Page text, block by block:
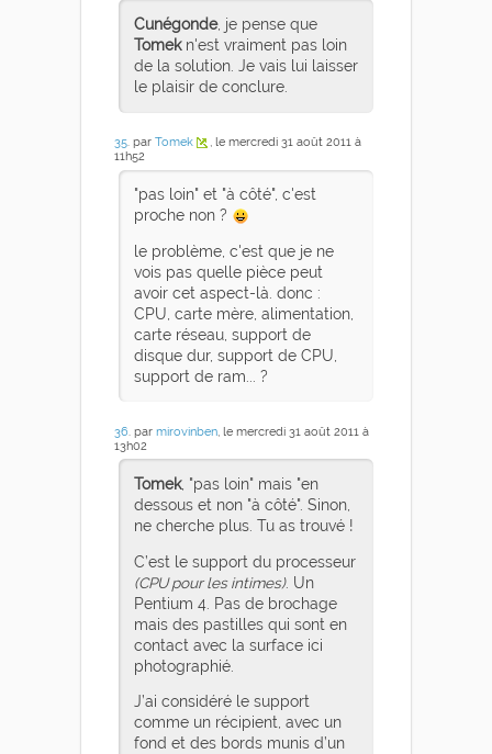
Cunégonde, je pense que
Tomekn'est vraiment pas loin
de la solution. Je vais lui laisser
le plaisir de conclure.
35. par Tomek
, le mercredi 31 août 2011 à
11h52
"pas loin" et "à côté", c'est
proche non ?
le problème, c'est que je ne
vois pas quelle pièce peut
avoir cet aspect-là. donc :
CPU, carte mère, alimentation,
carte réseau, support de
disque dur, support de CPU,
support de ram... ?
36. par mirovinben, le mercredi 31 août 2011 à
13h02
Tomek, "pas loin" mais "en
dessous et non "à côté". Sinon,
ne cherche plus. Tu as trouvé !
C’est le support du processeur
(CPU pour les intimes). Un
Pentium 4. Pas de brochage
mais des pastilles qui sont en
contact avec la surface ici
photographié.
J’ai considéré le support
comme un récipient, avec un
fond et des bords munis d’un